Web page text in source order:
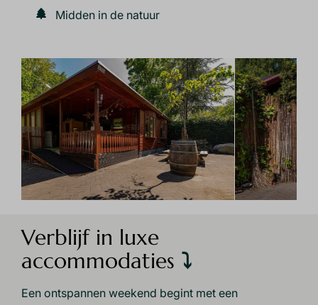
Midden in de natuur
Verblijf in luxe
accommodaties ⤵
Een ontspannen weekend begint met een